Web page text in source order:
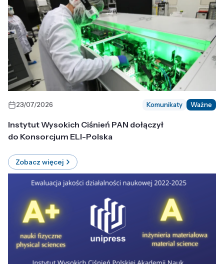
23/07/2026 Komunikaty Ważne
Instytut Wysokich Ciśnień PAN dołączył
do Konsorcjum ELI-Polska
Zobacz więcej